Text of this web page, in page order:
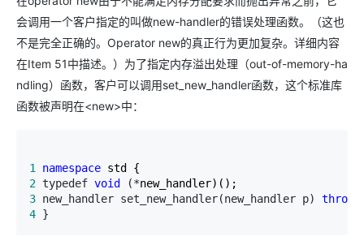
会调用一个客户指定的叫做new-handler的错误处理函数。（这也
不是完全正确的。Operator new的真正行为更加复杂。详细内容
在Item 51中描述。）为了指定内存溢出处理（out-of-memory-ha
ndling）函数，客户可以调用set_new_handler函数，这个标准库
函数被声明在<new>中：
1 namespace
2 typedef void (*
3 new_handler set_new_handler(new_handler p) throw
4 }